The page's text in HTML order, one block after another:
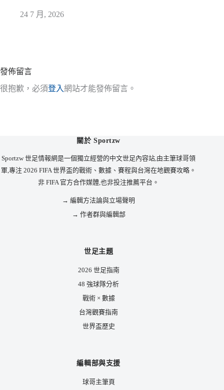
24 7 月, 2026
發佈留言
很抱歉，必須登入網站才能發佈留言。
關於 Sportzw
Sportzw 世足情報網是一個獨立經營的中文世足內容站,由主筆球哥領
軍,專注 2026 FIFA 世界盃的戰術、數據、賽程與台灣在地觀賽攻略。
非 FIFA 官方合作媒體,也非投注推薦平台。
→ 編輯方法論與立場聲明
→ 作者群與編輯部
世足主題
2026 世足指南
48 強球隊分析
戰術 × 數據
台灣觀賽指南
世界盃歷史
編輯部與支援
球哥主筆頁